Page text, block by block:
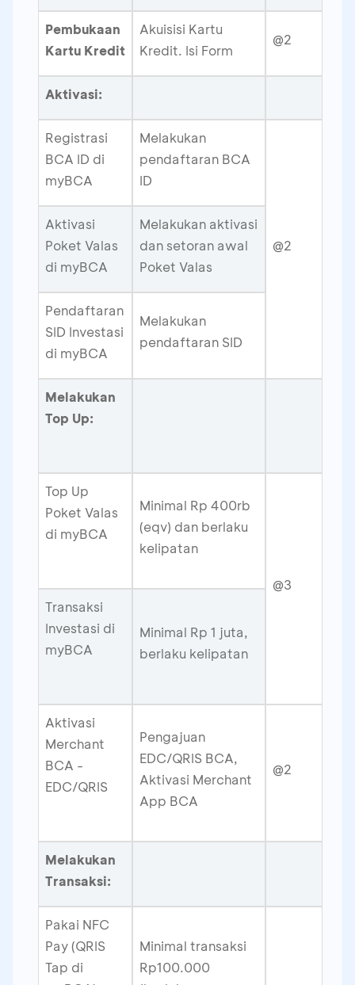
Pembukaan
Kartu Kredit
Akuisisi Kartu
Kredit. Isi Form
@2
Aktivasi:
Registrasi
BCA ID di
myBCA
Melakukan
pendaftaran BCA
ID
@2
Aktivasi
Poket Valas
di myBCA
Melakukan aktivasi
dan setoran awal
Poket Valas
Pendaftaran
SID Investasi
di myBCA
Melakukan
pendaftaran SID
Melakukan
Top Up:
Top Up
Poket Valas
di myBCA
Minimal Rp 400rb
(eqv) dan berlaku
kelipatan
@3
Transaksi
Investasi di
myBCA
Minimal Rp 1 juta,
berlaku kelipatan
Aktivasi
Merchant
BCA -
EDC/QRIS
Pengajuan
EDC/QRIS BCA,
Aktivasi Merchant
App BCA
@2
Melakukan
Transaksi:
Pakai NFC
Pay (QRIS
Tap di
Minimal transaksi
Rp100.000